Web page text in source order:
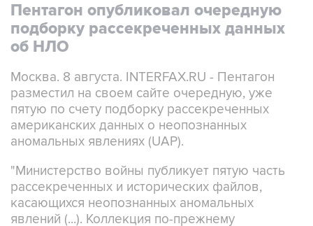
Пентагон опубликовал очередную
подборку рассекреченных данных
об НЛО
Москва. 8 августа. INTERFAX.RU - Пентагон
разместил на своем сайте очередную, уже
пятую по счету подборку рассекреченных
американских данных о неопознанных
аномальных явлениях (UAP).
"Министерство войны публикует пятую часть
рассекреченных и исторических файлов,
касающихся неопознанных аномальных
явлений (...). Коллекция по-прежнему